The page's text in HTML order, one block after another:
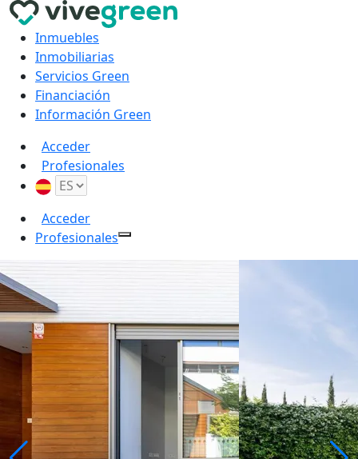
Inmuebles
Inmobiliarias
Servicios Green
Financiación
Información Green
Acceder
Profesionales
Acceder
Profesionales